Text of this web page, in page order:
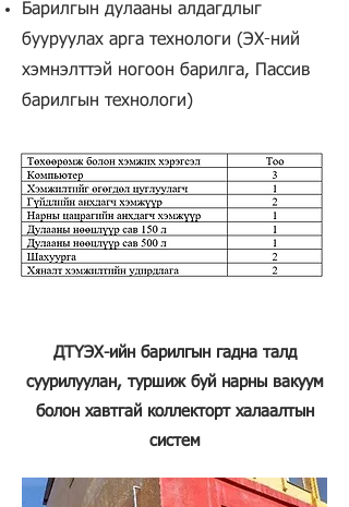
Барилгын дулааны алдагдлыг
бууруулах арга технологи (ЭХ-ний
хэмнэлттэй ногоон барилга, Пассив
барилгын технологи)
ДТҮЭХ-ийн барилгын гадна талд
суурилуулан, туршиж буй нарны вакуум
болон хавтгай коллекторт халаалтын
систем